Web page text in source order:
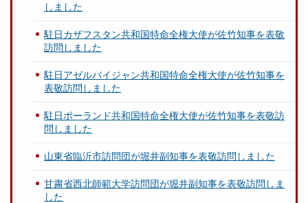
しました
駐日カザフスタン共和国特命全権大使が佐竹知事を表敬
訪問しました
駐日アゼルバイジャン共和国特命全権大使が佐竹知事を
表敬訪問しました
駐日ポーランド共和国特命全権大使が佐竹知事を表敬訪
問しました
山東省臨沂市訪問団が堀井副知事を表敬訪問しました
甘粛省西北師範大学訪問団が堀井副知事を表敬訪問しま
した